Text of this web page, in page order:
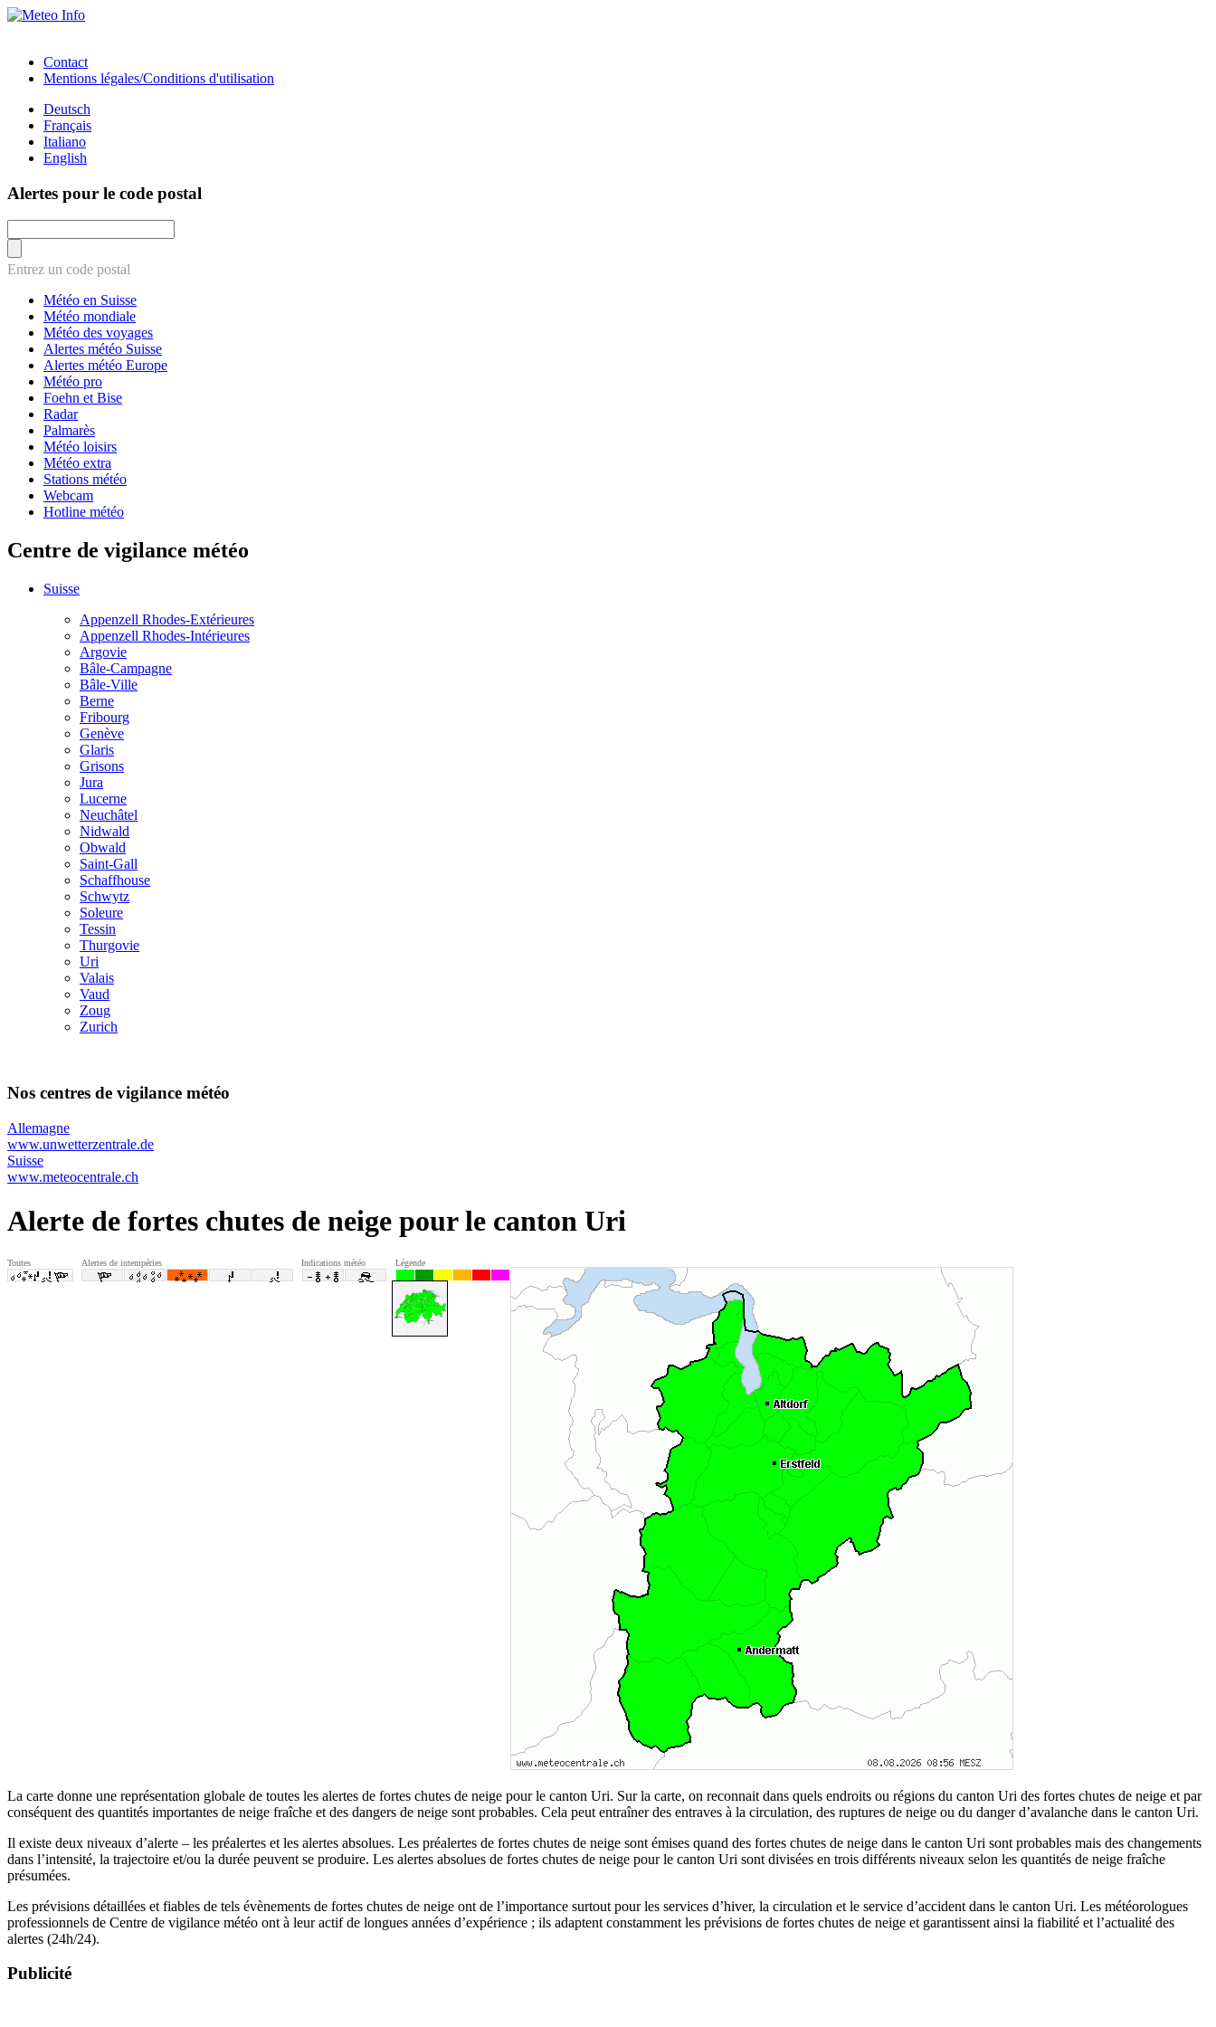
Contact
Mentions légales/Conditions d'utilisation
Deutsch
Français
Italiano
English
Alertes pour le code postal
Entrez un code postal
Météo en Suisse
Météo mondiale
Météo des voyages
Alertes météo Suisse
Alertes météo Europe
Météo pro
Foehn et Bise
Radar
Palmarès
Météo loisirs
Météo extra
Stations météo
Webcam
Hotline météo
Centre de vigilance météo
Suisse
Appenzell Rhodes-Extérieures
Appenzell Rhodes-Intérieures
Argovie
Bâle-Campagne
Bâle-Ville
Berne
Fribourg
Genève
Glaris
Grisons
Jura
Lucerne
Neuchâtel
Nidwald
Obwald
Saint-Gall
Schaffhouse
Schwytz
Soleure
Tessin
Thurgovie
Uri
Valais
Vaud
Zoug
Zurich
Nos centres de vigilance météo
Allemagne
www.unwetterzentrale.de
Suisse
www.meteocentrale.ch
Alerte de fortes chutes de neige pour le canton Uri
Toutes Alertes de intempéries Indications météo Légende
La carte donne une représentation globale de toutes les alertes de fortes chutes de neige pour le canton Uri. Sur la carte, on reconnait dans quels endroits ou régions du canton Uri des fortes chutes de neige et par
conséquent des quantités importantes de neige fraîche et des dangers de neige sont probables. Cela peut entraîner des entraves à la circulation, des ruptures de neige ou du danger d’avalanche dans le canton Uri.
Il existe deux niveaux d’alerte – les préalertes et les alertes absolues. Les préalertes de fortes chutes de neige sont émises quand des fortes chutes de neige dans le canton Uri sont probables mais des changements
dans l’intensité, la trajectoire et/ou la durée peuvent se produire. Les alertes absolues de fortes chutes de neige pour le canton Uri sont divisées en trois différents niveaux selon les quantités de neige fraîche
présumées.
Les prévisions détaillées et fiables de tels évènements de fortes chutes de neige ont de l’importance surtout pour les services d’hiver, la circulation et le service d’accident dans le canton Uri. Les météorologues
professionnels de Centre de vigilance météo ont à leur actif de longues années d’expérience ; ils adaptent constamment les prévisions de fortes chutes de neige et garantissent ainsi la fiabilité et l’actualité des
alertes (24h/24).
Publicité